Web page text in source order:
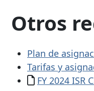
Otros
Plan de
Tarifas y
Documento
FY 2024 ISR